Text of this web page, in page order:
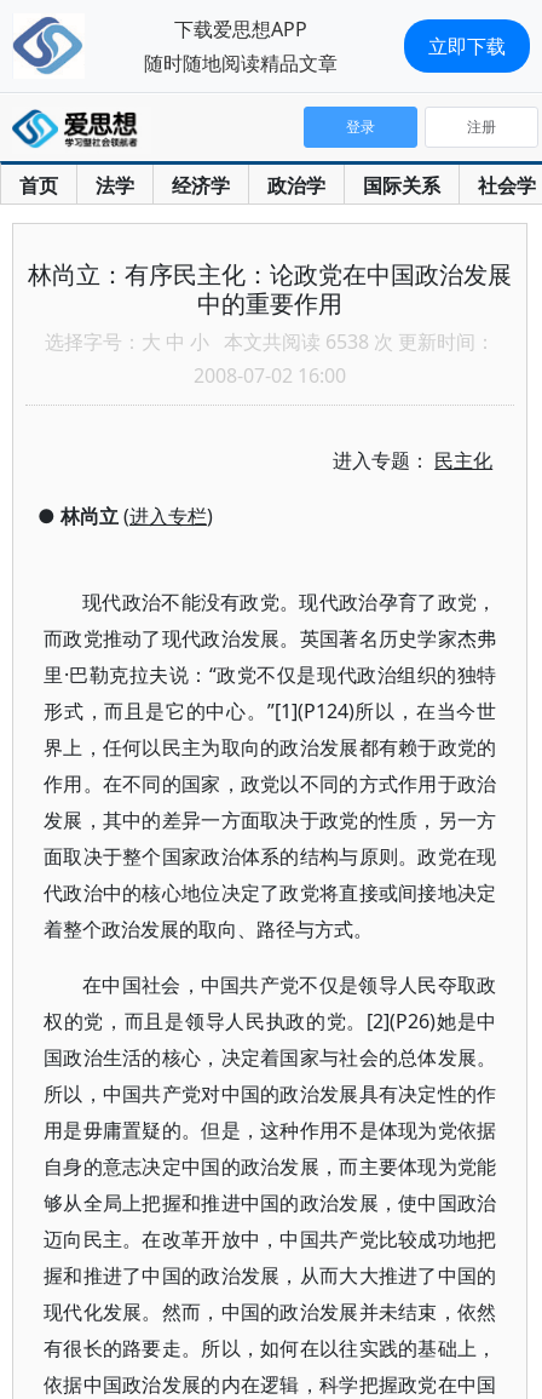
首页 法学 经济学 政治学 国际关系 社会学
登录 注册
林尚立：有序民主化：论政党在中国政治发展
中的重要作用
选择字号： 大 中 小 本文共阅读 6538 次 更新时间：
2008-07-02 16:00
进入专题： 民主化
●林尚立(进入专栏)
现代政治不能没有政党。现代政治孕育了政党，
而政党推动了现代政治发展。英国著名历史学家杰弗
里·巴勒克拉夫说：“政党不仅是现代政治组织的独特
形式，而且是它的中心。”[1](P124)所以，在当今世
界上，任何以民主为取向的政治发展都有赖于政党的
作用。在不同的国家，政党以不同的方式作用于政治
发展，其中的差异一方面取决于政党的性质，另一方
面取决于整个国家政治体系的结构与原则。政党在现
代政治中的核心地位决定了政党将直接或间接地决定
着整个政治发展的取向、路径与方式。
在中国社会，中国共产党不仅是领导人民夺取政
权的党，而且是领导人民执政的党。[2](P26)她是中
国政治生活的核心，决定着国家与社会的总体发展。
所以，中国共产党对中国的政治发展具有决定性的作
用是毋庸置疑的。但是，这种作用不是体现为党依据
自身的意志决定中国的政治发展，而主要体现为党能
够从全局上把握和推进中国的政治发展，使中国政治
迈向民主。在改革开放中，中国共产党比较成功地把
握和推进了中国的政治发展，从而大大推进了中国的
现代化发展。然而，中国的政治发展并未结束，依然
有很长的路要走。所以，如何在以往实践的基础上，
依据中国政治发展的内在逻辑，科学把握政党在中国
下载爱思想APP
随时随地阅读精品文章
立即下载